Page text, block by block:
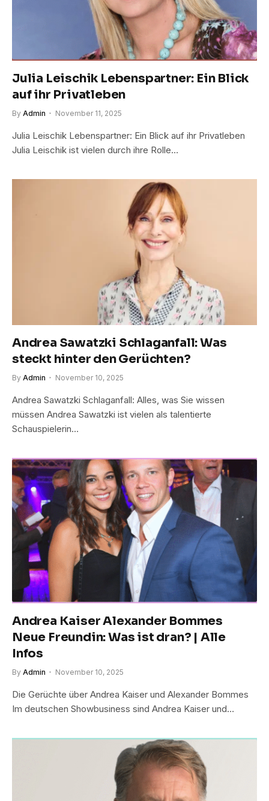
Julia Leischik Lebenspartner: Ein Blick
auf ihr Privatleben
By Admin November 11, 2025
Julia Leischik Lebenspartner: Ein Blick auf ihr Privatleben
Julia Leischik ist vielen durch ihre Rolle…
Andrea Sawatzki Schlaganfall: Was
steckt hinter den Gerüchten?
By Admin November 10, 2025
Andrea Sawatzki Schlaganfall: Alles, was Sie wissen
müssen Andrea Sawatzki ist vielen als talentierte
Schauspielerin…
Andrea Kaiser Alexander Bommes
Neue Freundin: Was ist dran? | Alle
Infos
By Admin November 10, 2025
Die Gerüchte über Andrea Kaiser und Alexander Bommes
Im deutschen Showbusiness sind Andrea Kaiser und…